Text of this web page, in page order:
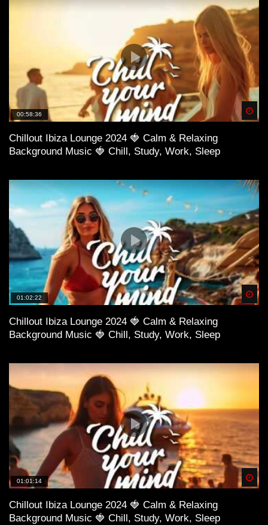
00:58:36
Chillout Ibiza Lounge 2024 🍓 Calm & Relaxing
Background Music 🍓 Chill, Study, Work, Sleep
01:02:22
Chillout Ibiza Lounge 2024 🍓 Calm & Relaxing
Background Music 🍓 Chill, Study, Work, Sleep
01:01:14
Chillout Ibiza Lounge 2024 🍓 Calm & Relaxing
Background Music 🍓 Chill, Study, Work, Sleep